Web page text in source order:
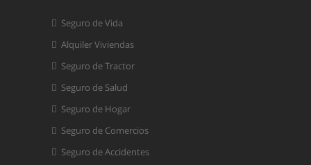
Seguro de Vida
Alquiler Viviendas
Seguro de Tractor
Seguro de Salud
Seguro de Hogar
Seguro de Comercios
Seguro de Accidentes